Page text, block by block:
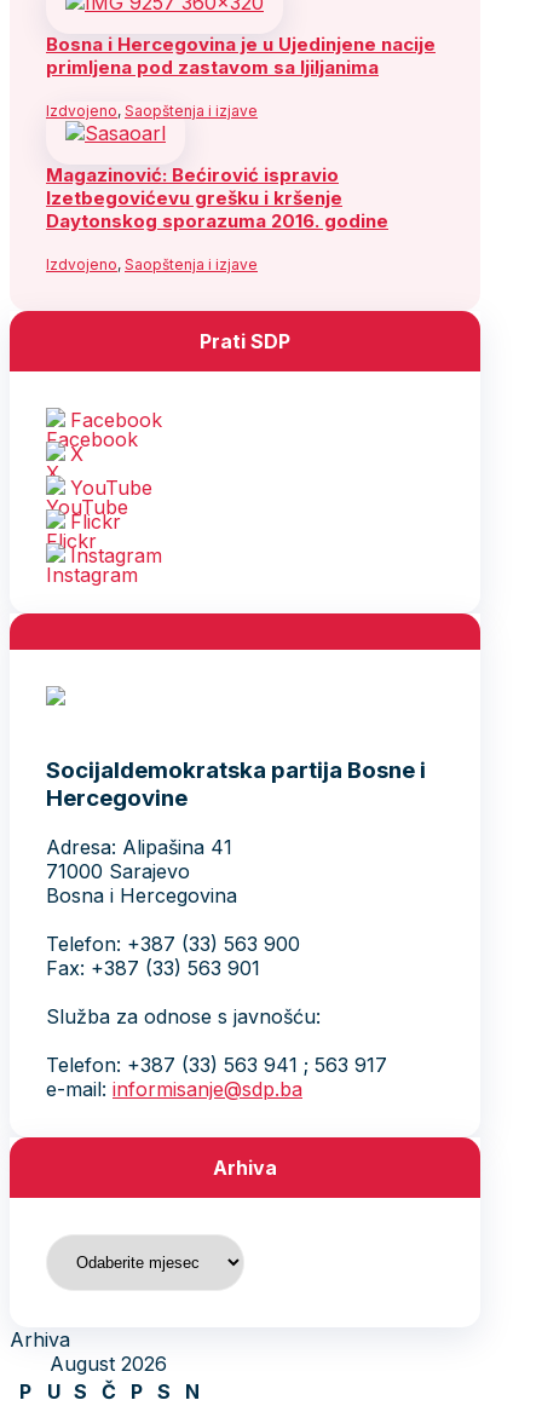
Bosna i Hercegovina je u Ujedinjene nacije
primljena pod zastavom sa ljiljanima
Izdvojeno, Saopštenja i izjave
Magazinović: Bećirović ispravio
Izetbegovićevu grešku i kršenje
Daytonskog sporazuma 2016. godine
Izdvojeno, Saopštenja i izjave
Prati SDP
Facebook
X
YouTube
Flickr
Instagram
Socijaldemokratska partija Bosne i
Hercegovine
Adresa: Alipašina 41
71000 Sarajevo
Bosna i Hercegovina
Telefon: +387 (33) 563 900
Fax: +387 (33) 563 901
Služba za odnose s javnošću:
Telefon: +387 (33) 563 941 ; 563 917
e-mail: informisanje@sdp.ba
Arhiva
Arhiva
Arhiva
August 2026
P
U S Č P S
N